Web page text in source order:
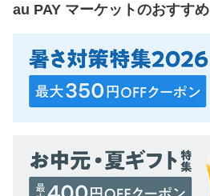
au PAY マーケットのおすすめ